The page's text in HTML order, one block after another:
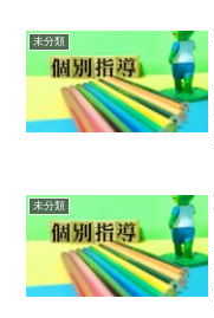
未分類
未分類